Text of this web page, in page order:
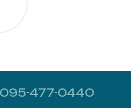
095-477-0440